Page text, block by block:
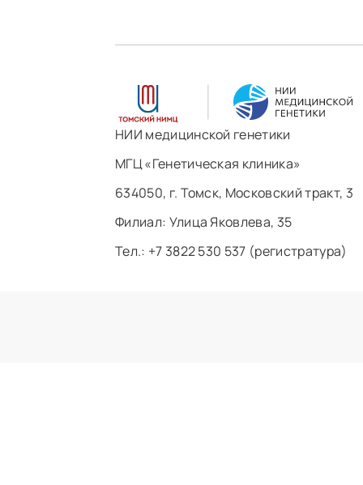
НИИ медицинской генетики
МГЦ «Генетическая клиника»
634050, г. Томск, Московский тракт, 3
Филиал: ​Улица Яковлева, 35
Тел.: +7 3822 530 537 (регистратура)